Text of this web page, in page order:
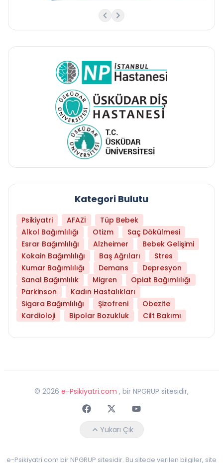
Kategori Bulutu
Psikiyatri AFAZİ
Tüp Bebek
Alkol Bağımlılığı
Otizm
Saç Dökülmesi
Esrar Bağımlılığı
Alzheimer
Bebek Gelişimi
Kokain Bağımlılığı
Baş Ağrıları
Stres
Kumar Bağımlılığı
Demans
Depresyon
Sanal Bağımlılık
Migren
Opiat Bağımlılığı
Parkinson
Kadın Hastalıkları
Sigara Bağımlılığı
Şizofreni
Obezite
Kardioloji
Bipolar Bozukluk Cilt Bakımı
© 2026 e-Psikiyatri.com , bir NPGRUP sitesidir,
FaceebokTwitterYoutube
Yukarı Çık
e-Psikiyatri.com bir NPGRUP sitesidir. Bu sitede verilen bilgiler, site